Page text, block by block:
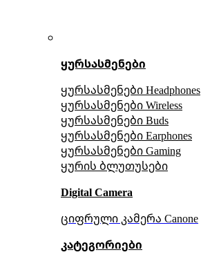
ყურსასმენები
ყურსასმენები Headphones
ყურსასმენები Wireless
ყურსასმენები Buds
ყურსასმენები Earphones
ყურსასმენები Gaming
ყურის ბლუთუსები
Digital Camera
ციფრული კამერა Сanone
კატეგორიები